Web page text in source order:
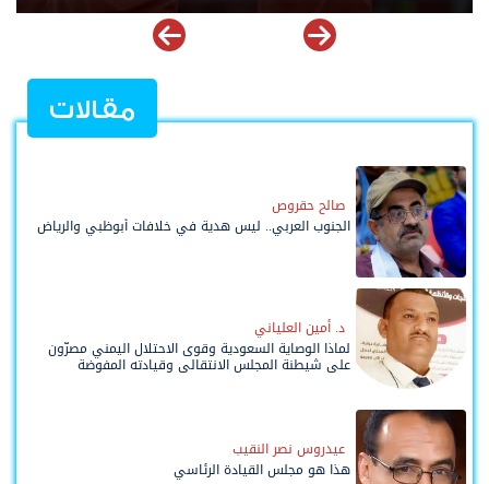
مقالات
صالح حقروص
الجنوب العربي.. ليس هدية في خلافات أبوظبي والرياض
د. أمين العلياني
لماذا الوصاية السعودية وقوى الاحتلال اليمني مصرّون
على شيطنة المجلس الانتقالي وقيادته المفوضة
وحواضنه الشعبية؟
عيدروس نصر النقيب
هذا هو مجلس القيادة الرئاسي